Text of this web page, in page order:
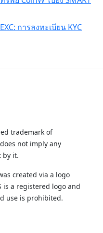
การลงทะเบียน KYC
trademark of
not imply any
by it.
created via a logo
is a registered logo and
use is prohibited.